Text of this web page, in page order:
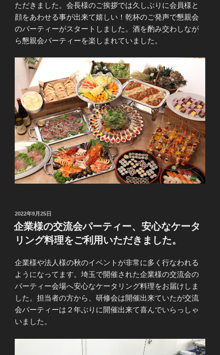
ただきました。会長様のご挨拶では久しぶりに会員様と
顔をあわせる事が出来て嬉しい！乾杯のご発声で懇親会
のパーティーがスタートしました。酒を酌み交わしなが
ら懇親会パーティーを楽しまれていました。
投
稿
日:
2022年9月25日
企業様の交流会パーティー、安心なケータ
リング料理をご利用いただきました。
企業様や法人様の秋のイベントが非常に多く行なわれる
ようになってます。埼玉で開催された企業様の交流会の
パーティー会場へ安心なケータリング料理をお届けしま
した。担当者の方から、研修会は開催出来ていたが交流
会パーティーは２年ぶりに開催出来て喜んでいらっしゃ
いました。